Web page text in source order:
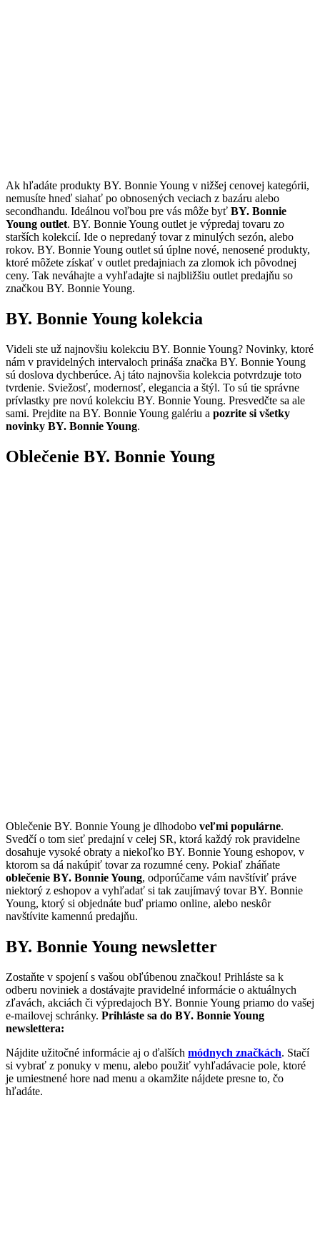
Ak hľadáte produkty BY. Bonnie Young v nižšej cenovej kategórii,
nemusíte hneď siahať po obnosených veciach z bazáru alebo
secondhandu. Ideálnou voľbou pre vás môže byť BY. Bonnie
Young outlet. BY. Bonnie Young outlet je výpredaj tovaru zo
starších kolekcií. Ide o nepredaný tovar z minulých sezón, alebo
rokov. BY. Bonnie Young outlet sú úplne nové, nenosené produkty,
ktoré môžete získať v outlet predajniach za zlomok ich pôvodnej
ceny. Tak neváhajte a vyhľadajte si najbližšiu outlet predajňu so
značkou BY. Bonnie Young.
BY. Bonnie Young kolekcia
Videli ste už najnovšiu kolekciu BY. Bonnie Young? Novinky, ktoré
nám v pravidelných intervaloch prináša značka BY. Bonnie Young
sú doslova dychberúce. Aj táto najnovšia kolekcia potvrdzuje toto
tvrdenie. Sviežosť, modernosť, elegancia a štýl. To sú tie správne
prívlastky pre novú kolekciu BY. Bonnie Young. Presvedčte sa ale
sami. Prejdite na BY. Bonnie Young galériu a pozrite si všetky
novinky BY. Bonnie Young.
Oblečenie BY. Bonnie Young
Oblečenie BY. Bonnie Young je dlhodobo veľmi populárne.
Svedčí o tom sieť predajní v celej SR, ktorá každý rok pravidelne
dosahuje vysoké obraty a niekoľko BY. Bonnie Young eshopov, v
ktorom sa dá nakúpiť tovar za rozumné ceny. Pokiaľ zháňate
oblečenie BY. Bonnie Young, odporúčame vám navštíviť práve
niektorý z eshopov a vyhľadať si tak zaujímavý tovar BY. Bonnie
Young, ktorý si objednáte buď priamo online, alebo neskôr
navštívite kamennú predajňu.
BY. Bonnie Young newsletter
Zostaňte v spojení s vašou obľúbenou značkou! Prihláste sa k
odberu noviniek a dostávajte pravidelné informácie o aktuálnych
zľavách, akciách či výpredajoch BY. Bonnie Young priamo do vašej
e-mailovej schránky. Prihláste sa do BY. Bonnie Young
newslettera:
Nájdite užitočné informácie aj o ďalších módnych značkách. Stačí
si vybrať z ponuky v menu, alebo použiť vyhľadávacie pole, ktoré
je umiestnené hore nad menu a okamžite nájdete presne to, čo
hľadáte.